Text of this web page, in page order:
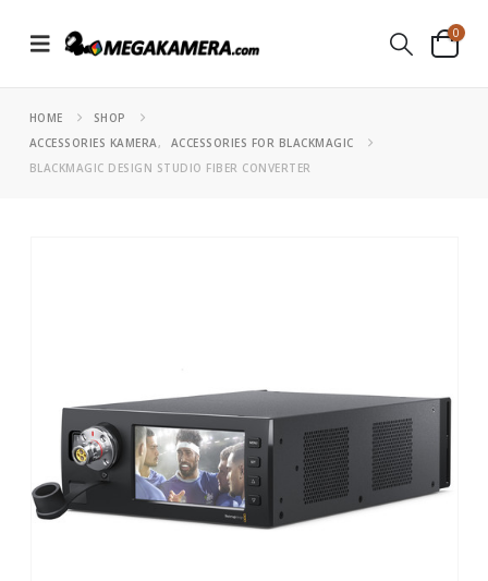
0
HOME
SHOP
ACCESSORIES KAMERA,
ACCESSORIES FOR BLACKMAGIC
BLACKMAGIC DESIGN STUDIO FIBER CONVERTER